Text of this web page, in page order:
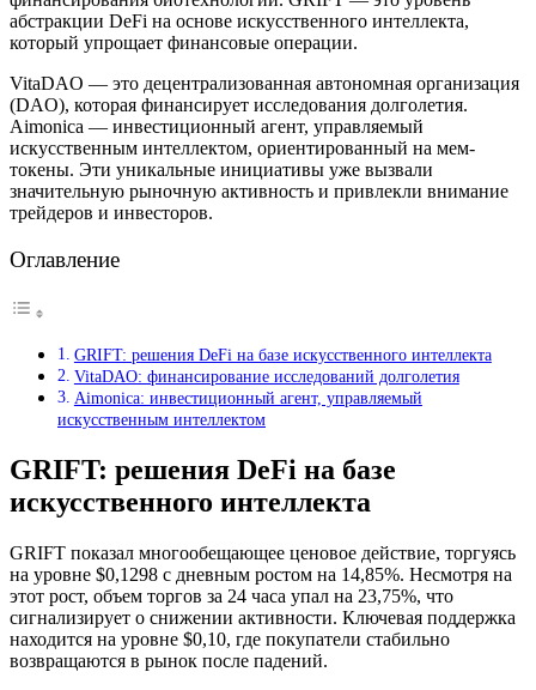
абстракции DeFi на основе искусственного интеллекта,
который упрощает финансовые операции.
VitaDAO — это децентрализованная автономная организация
(DAO), которая финансирует исследования долголетия.
Aimonica — инвестиционный агент, управляемый
искусственным интеллектом, ориентированный на мем-
токены. Эти уникальные инициативы уже вызвали
значительную рыночную активность и привлекли внимание
трейдеров и инвесторов.
Оглавление
GRIFT: решения DeFi на базе искусственного интеллекта
VitaDAO: финансирование исследований долголетия
Aimonica: инвестиционный агент, управляемый
искусственным интеллектом
GRIFT: решения DeFi на базе
искусственного интеллекта
GRIFT показал многообещающее ценовое действие, торгуясь
на уровне $0,1298 с дневным ростом на 14,85%. Несмотря на
этот рост, объем торгов за 24 часа упал на 23,75%, что
сигнализирует о снижении активности. Ключевая поддержка
находится на уровне $0,10, где покупатели стабильно
возвращаются в рынок после падений.